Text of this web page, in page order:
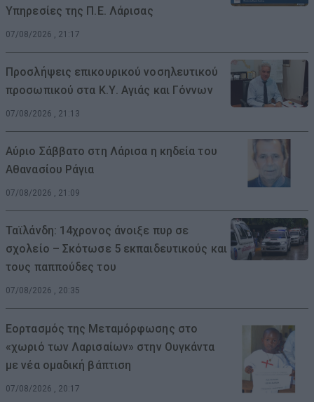
Υπηρεσίες της Π.Ε. Λάρισας
07/08/2026 , 21:17
Προσλήψεις επικουρικού νοσηλευτικού
προσωπικού στα Κ.Υ. Αγιάς και Γόννων
07/08/2026 , 21:13
Αύριο Σάββατο στη Λάρισα η κηδεία του
Αθανασίου Ράγια
07/08/2026 , 21:09
Ταϊλάνδη: 14χρονος άνοιξε πυρ σε
σχολείο – Σκότωσε 5 εκπαιδευτικούς και
τους παππούδες του
07/08/2026 , 20:35
Εορτασμός της Μεταμόρφωσης στο
«χωριό των Λαρισαίων» στην Ουγκάντα
με νέα ομαδική βάπτιση
07/08/2026 , 20:17